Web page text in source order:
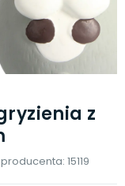
z
15119